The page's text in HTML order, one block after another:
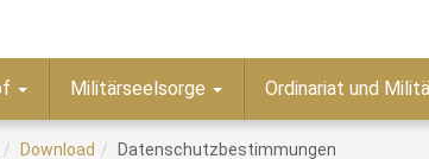
Militärseelsorge Ordinariat und
Download Datenschutzbestimmungen